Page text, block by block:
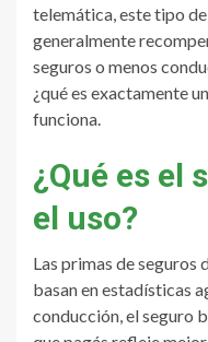
telemática, este tipo
generalmente
seguros o menos
¿qué es exactamente
funciona.
¿Qué es el
el uso?
Las primas de seguros
basan en estadísticas
conducción, el seguro